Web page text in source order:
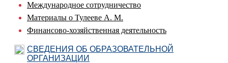
Международное сотрудничество
Материалы о Тулееве А. М.
Финансово-хозяйственная деятельность
СВЕДЕНИЯ ОБ ОБРАЗОВАТЕЛЬНОЙ
ОРГАНИЗАЦИИ